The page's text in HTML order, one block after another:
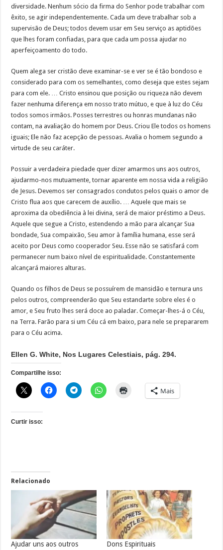
diversidade. Nenhum sócio da firma do Senhor pode trabalhar com
êxito, se agir independentemente. Cada um deve trabalhar sob a
supervisão de Deus; todos devem usar em Seu serviço as aptidões
que lhes foram confiadas, para que cada um possa ajudar no
aperfeiçoamento do todo.
Quem alega ser cristão deve examinar-se e ver se é tão bondoso e
considerado para com os semelhantes, como deseja que estes sejam
para com ele. … Cristo ensinou que posição ou riqueza não devem
fazer nenhuma diferença em nosso trato mútuo, e que à luz do Céu
todos somos irmãos. Posses terrestres ou honras mundanas não
contam, na avaliação do homem por Deus. Criou Ele todos os homens
iguais; Ele não faz acepção de pessoas. Avalia o homem segundo a
virtude de seu caráter.
Possuir a verdadeira piedade quer dizer amarmos uns aos outros,
ajudarmo-nos mutuamente, tornar aparente em nossa vida a religião
de Jesus. Devemos ser consagrados condutos pelos quais o amor de
Cristo flua aos que carecem de auxílio. … Aquele que mais se
aproxima da obediência à lei divina, será de maior préstimo a Deus.
Aquele que segue a Cristo, estendendo a mão para alcançar Sua
bondade, Sua compaixão, Seu amor à família humana, esse será
aceito por Deus como cooperador Seu. Esse não se satisfará com
permanecer num baixo nível de espiritualidade. Constantemente
alcançará maiores alturas.
Quando os filhos de Deus se possuírem de mansidão e ternura uns
pelos outros, compreenderão que Seu estandarte sobre eles é o
amor, e Seu fruto lhes será doce ao paladar. Começar-lhes-á o Céu,
na Terra. Farão para si um Céu cá em baixo, para nele se prepararem
para o Céu acima.
Ellen G. White, Nos Lugares Celestiais, pág. 294.
Compartilhe isso:
Mais
Curtir isso:
Relacionado
Ajudar uns aos outros Dons Espirituais